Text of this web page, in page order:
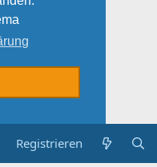
Registrieren